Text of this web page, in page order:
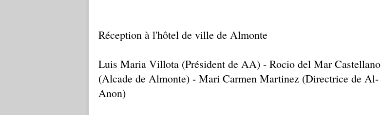
Réception à l'hôtel de ville de Almonte
Luis Maria Villota (Président de AA) - Rocio del Mar Castellano
(Alcade de Almonte) - Mari Carmen Martinez (Directrice de Al-
Anon)